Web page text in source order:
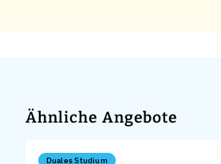
Ähnliche Angebote
Duales Studium